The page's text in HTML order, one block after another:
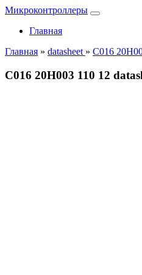
Микроконтроллеры
Главная
Главная » datasheet » C016
C016 20H003 110 12